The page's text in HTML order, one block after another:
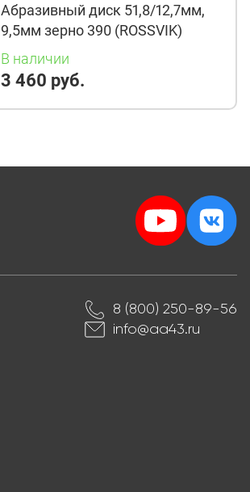
Абразивный диск 51,8/12,7мм,
9,5мм зерно 390 (ROSSVIK)
В наличии
3 460 руб.
8 (800) 250-89-56
info@aa43.ru